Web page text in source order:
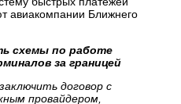
авиакомпании Ближнего
схемы по работе
за границей
договор с
провайдером,